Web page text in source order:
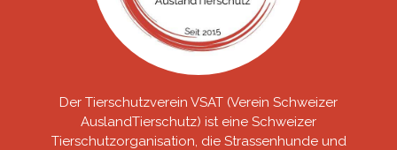
Der Tierschutzverein VSAT (Verein Schweizer
AuslandTierschutz) ist eine Schweizer
Tierschutzorganisation, die Strassenhunde und